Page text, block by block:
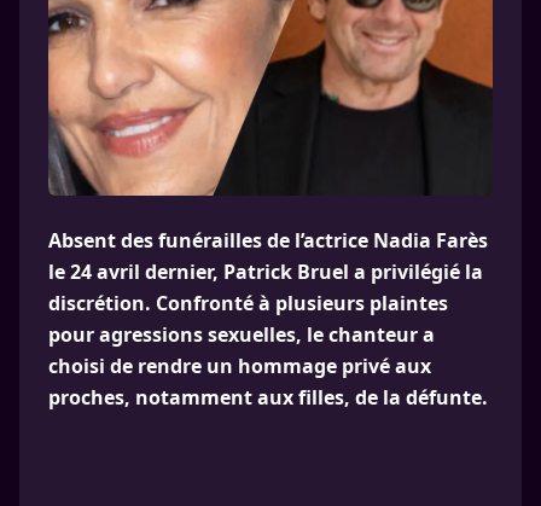
Absent des funérailles de l’actrice Nadia Farès
le 24 avril dernier, Patrick Bruel a privilégié la
discrétion. Confronté à plusieurs plaintes
pour agressions sexuelles, le chanteur a
choisi de rendre un hommage privé aux
proches, notamment aux filles, de la défunte.